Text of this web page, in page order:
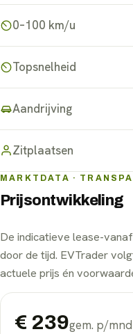
0–100 km/u
Topsnelheid
Aandrijving
Zitplaatsen
MARKTDATA ·
Prijsontwikkeling
De indicatieve lease-
door de tijd. EVTrader
actuele prijs én
€ 239gem. p/mnd